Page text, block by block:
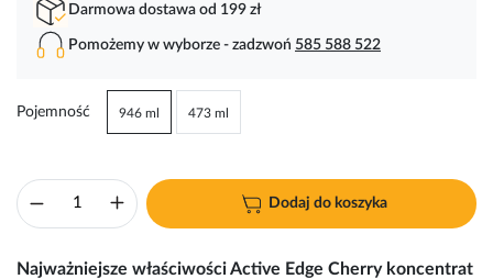
Darmowa dostawa od 199 zł
Pomożemy w wyborze - zadzwoń 585 588 522
Pojemność 473 ml
946 ml
Dodaj do koszyka
Najważniejsze właściwości Active Edge Cherry koncentrat